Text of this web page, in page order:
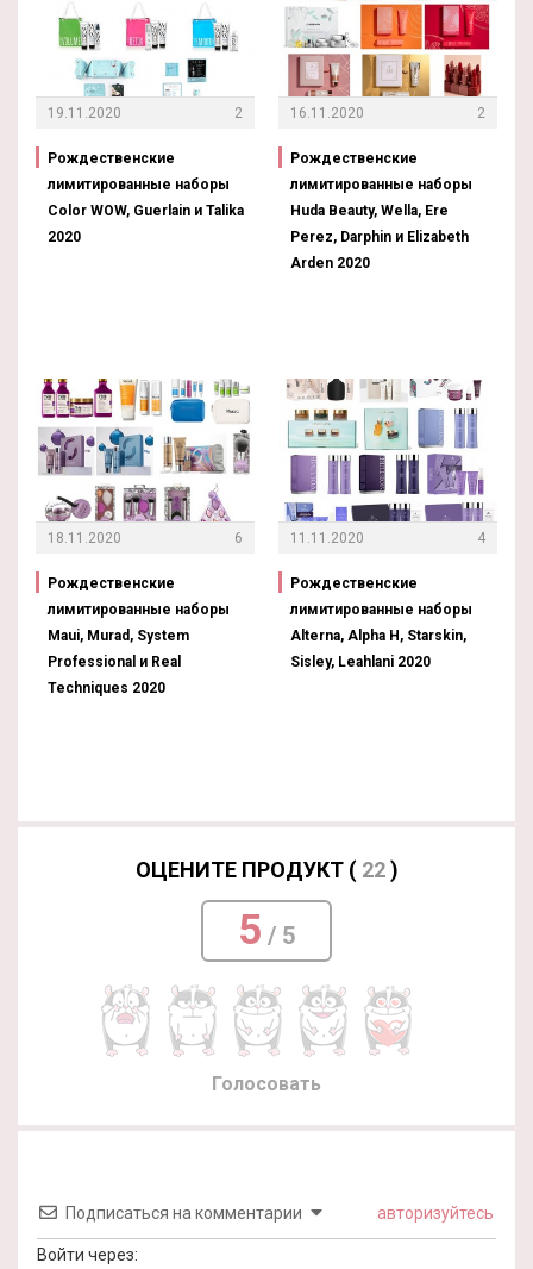
19.11.2020 2
Рождественские
лимитированные наборы
Color WOW, Guerlain и Talika
2020
18.11.2020 6
Рождественские
лимитированные наборы
Maui, Murad, System
Professional и Real
Techniques 2020
16.11.2020 2
Рождественские
лимитированные наборы
Huda Beauty, Wella, Ere
Perez, Darphin и Elizabeth
Arden 2020
11.11.2020 4
Рождественские
лимитированные наборы
Alterna, Alpha H, Starskin,
Sisley, Leahlani 2020
ОЦЕНИТЕ ПРОДУКТ ( 22)
5 / 5
Голосовать
Подписаться на комментарии авторизуйтесь
Войти через: